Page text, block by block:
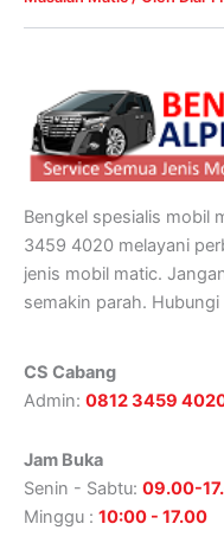
Bengkel spesialis mobil
3459 4020 melayani
jenis mobil matic.
semakin parah.
CS Cabang
Admin: 0812 3459
Jam Buka
Senin - Sabtu: 09.00-
Minggu : 10:00 - 17.00